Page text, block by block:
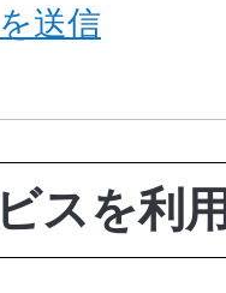
を送信
スを利